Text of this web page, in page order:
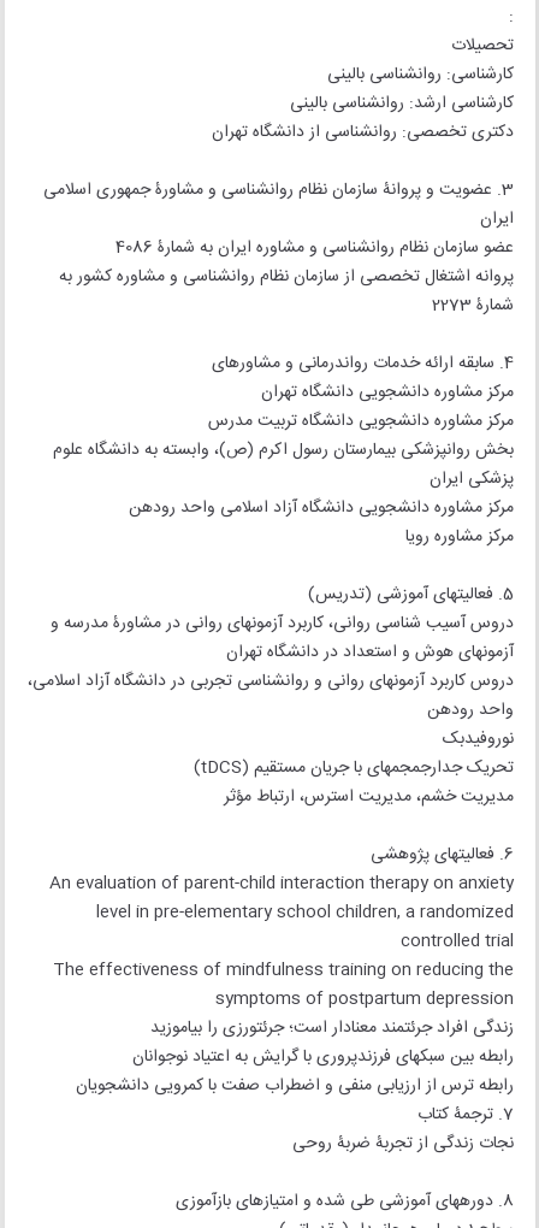
:
تحصیلات
کارشناسی: روان‏شناسی بالینی
کارشناسی ارشد: روان‏شناسی بالینی
دکتری تخصصی: روان‏شناسی از دانشگاه تهران
3. عضویت و پروانۀ سازمان نظام روان‏شناسی و مشاورۀ جمهوری اسلامی
ایران
عضو سازمان نظام روان‏شناسی و مشاوره ایران به شمارۀ 4086
پروانه اشتغال تخصصی از سازمان نظام روان‏شناسی و مشاوره کشور به
شمارۀ 2273
4. سابقه ارائه خدمات روان‏درمانی و مشاوره‏ای
مرکز مشاوره دانشجویی دانشگاه تهران
مرکز مشاوره دانشجویی دانشگاه تربیت مدرس
بخش روان‏پزشکی بیمارستان رسول اکرم (ص)، وابسته به دانشگاه علوم
پزشکی ایران
مرکز مشاوره دانشجویی دانشگاه آزاد اسلامی واحد رودهن
مرکز مشاوره رویا
5. فعالیت‏های آموزشی (تدریس)
دروس آسیب شناسی روانی، کاربرد آزمون‏های روانی در مشاورۀ مدرسه و
آزمون‏های هوش و استعداد در دانشگاه تهران
دروس کاربرد آزمون‏های روانی و روان‏شناسی تجربی در دانشگاه آزاد اسلامی،
واحد رودهن
نوروفیدبک
تحریک جدارجمجمه‏ای با جریان مستقیم (tDCS)
مدیریت خشم، مدیریت استرس، ارتباط مؤثر
6. فعالیت‏های پژوهشی
An evaluation of parent-child interaction therapy on anxiety
level in pre-elementary school children, a randomized
controlled trial
The effectiveness of mindfulness training on reducing the
symptoms of postpartum depression
زندگی افراد جرئت‏مند معنادار است؛ جرئت‏ورزی را بیاموزید
رابطه بین سبک‏های فرزندپروری با گرایش به اعتیاد نوجوانان
رابطه ترس از ارزیابی منفی و اضطراب صفت با کمرویی دانشجویان
7. ترجمۀ کتاب
نجات زندگی از تجربۀ ضربۀ روحی
8. دوره‏های آموزشی طی شده و امتیازهای بازآموزی